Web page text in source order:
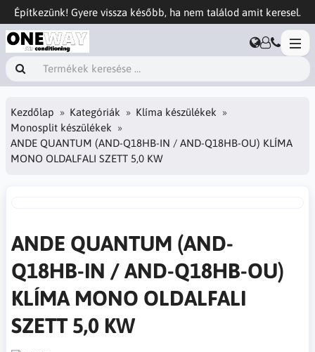
Építkezünk! Gyere vissza később, ha nem találod amit keresel.
Kezdőlap Kategóriák
Klíma készülékek
Monosplit készülékek
ANDE QUANTUM (AND-Q18HB-IN / AND-Q18HB-OU) KLÍMA
MONO OLDALFALI SZETT 5,0 KW
ANDE QUANTUM (AND-
Q18HB-IN / AND-Q18HB-OU)
KLÍMA MONO OLDALFALI
SZETT 5,0 KW